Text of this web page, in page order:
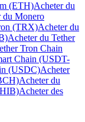
(ETH)Acheter du
du Monero
(TRX)Acheter du
Acheter du Tether
Tron Chain
Chain (USDT-
(USDC)Acheter
Acheter du
Acheter des